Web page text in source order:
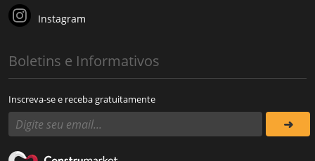
Instagram
Boletins e Informativos
Inscreva-se e receba gratuitamente